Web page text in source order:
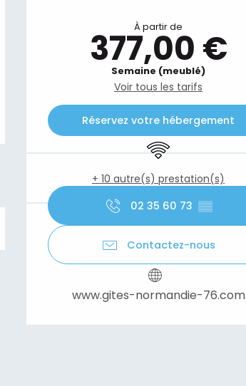
Ouverture et coordonnées
À partir de
377,00 €
Semaine (meublé)
Voir tous les tarifs
Réservez votre hébergement
WiFi
+ 10 autre(s) prestation(s)
02 35 60 73 ▒▒
Contactez-nous
www.gites-normandie-76.com